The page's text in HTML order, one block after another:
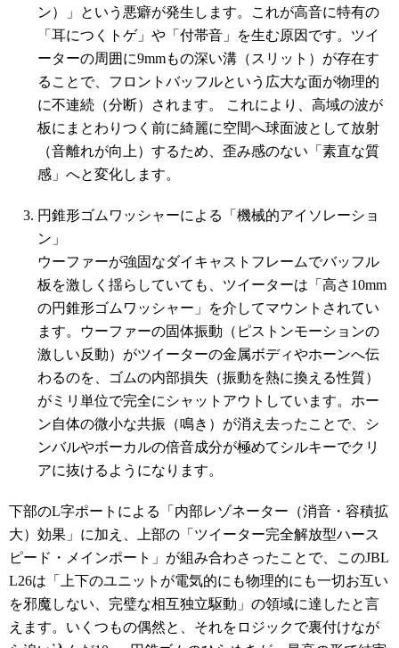
ン）」という悪癖が発生します。これが高音に特有の
「耳につくトゲ」や「付帯音」を生む原因です。ツイ
ーターの周囲に9mmもの深い溝（スリット）が存在す
ることで、フロントバッフルという広大な面が物理的
に不連続（分断）されます。 これにより、高域の波が
板にまとわりつく前に綺麗に空間へ球面波として放射
（音離れが向上）するため、歪み感のない「素直な質
感」へと変化します。
円錐形ゴムワッシャーによる「機械的アイソレーショ
ン」
ウーファーが強固なダイキャストフレームでバッフル
板を激しく揺らしていても、ツイーターは「高さ10mm
の円錐形ゴムワッシャー」を介してマウントされてい
ます。ウーファーの固体振動（ピストンモーションの
激しい反動）がツイーターの金属ボディやホーンへ伝
わるのを、ゴムの内部損失（振動を熱に換える性質）
がミリ単位で完全にシャットアウトしています。ホー
ン自体の微小な共振（鳴き）が消え去ったことで、シ
ンバルやボーカルの倍音成分が極めてシルキーでクリ
アに抜けるようになります。
下部のL字ポートによる「内部レゾネーター（消音・容積拡
大）効果」に加え、上部の「ツイーター完全解放型ハース
ピード・メインポート」が組み合わさったことで、このJBL
L26は「上下のユニットが電気的にも物理的にも一切お互い
を邪魔しない、完璧な相互独立駆動」の領域に達したと言
えます。いくつもの偶然と、それをロジックで裏付けなが